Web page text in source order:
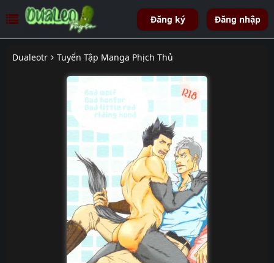
Đăng ký Đăng nhập
Dualeotr Tuyển Tập Manga Phịch Thủ